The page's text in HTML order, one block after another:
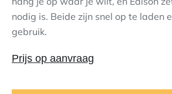
nodig is. Beide zijn snel op te laden
gebruik.
Prijs op aanvraag